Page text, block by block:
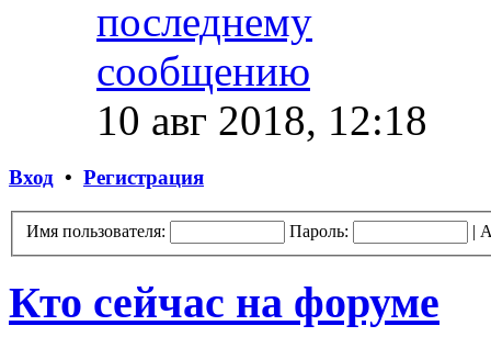
10 авг 2018, 12:18
Вход • Регистрация
Имя пользователя: Пароль: |
Кто сейчас на форуме